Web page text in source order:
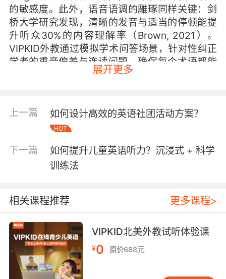
的敏感度。此外，语音语调的雕琢同样关键：剑
桥大学研究发现，清晰的发音与适当的停顿能提
升听众30%的内容理解率（Brown, 2021）。
VIPKID外教通过模拟学术问答场景，针对性纠正
学者的重音偏差与连读问题，确保每个术语都能
被国际同行精准接收。
优秀的学术报告需实现“观点-证据-结论”的闭环演
绎。哈佛大学教授White（2019）提出的“金字塔
据、案例、文献三层支撑展开论证。VIPKID的导
师团队借鉴此模型，指导学者将冗长的研究过程
think...”开头，以客观化表述建立专业形象。同
时，过渡词的运用决定逻辑流畅度：斯坦福学术
写作指南建议，每段开头使用“Building on...”
“Turning to...”等短语，既能承接上下文，又能预
示内容走向。VIPKID通过思维导图训练，帮助学
者将碎片化的研究节点转化为线性叙事链条。
展开更多
上一篇 如何设计高效的英语社团活动方案？
HOT
下一篇
如何提升儿童英语听力？沉浸式 + 科学
训练法
相关课程推荐 更多课程>
VIPKID北美外教试听体验课
¥0 原价688元